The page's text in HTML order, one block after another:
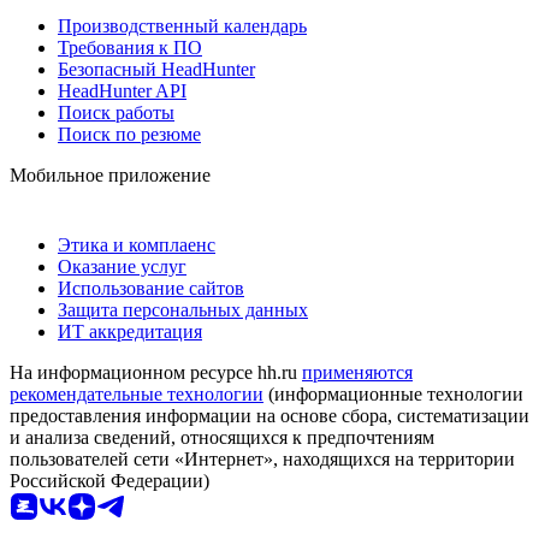
Производственный календарь
Требования к ПО
Безопасный HeadHunter
HeadHunter API
Поиск работы
Поиск по резюме
Мобильное приложение
Этика и комплаенс
Оказание услуг
Использование сайтов
Защита персональных данных
ИТ аккредитация
На информационном ресурсе hh.ru применяются
рекомендательные технологии (информационные технологии
предоставления информации на основе сбора, систематизации
и анализа сведений, относящихся к предпочтениям
пользователей сети «Интернет», находящихся на территории
Российской Федерации)